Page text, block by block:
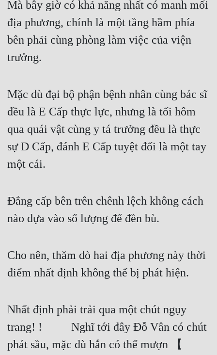
Mà bây giờ có khả năng nhất có manh mối
địa phương, chính là một tầng hầm phía
bên phải cùng phòng làm việc của viện
trưởng.
Mặc dù đại bộ phận bệnh nhân cùng bác sĩ
đều là E Cấp thực lực, nhưng là tối hôm
qua quái vật cùng y tá trưởng đều là thực
sự D Cấp, đánh E Cấp tuyệt đối là một tay
một cái.
Đẳng cấp bên trên chênh lệch không cách
nào dựa vào số lượng để đền bù.
Cho nên, thăm dò hai địa phương này thời
điểm nhất định không thể bị phát hiện.
Nhất định phải trải qua một chút ngụy
trang! !    Nghĩ tới đây Đỗ Vân có chút
phát sầu, mặc dù hắn có thể mượn 【